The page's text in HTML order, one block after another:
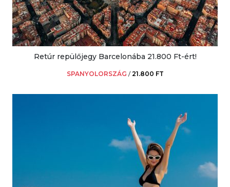
Retúr repülőjegy Barcelonába 21.800 Ft-ért!
SPANYOLORSZÁG /21.800 FT